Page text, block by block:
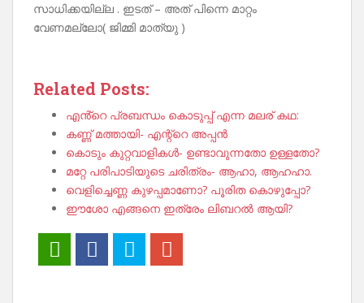
സാധിക്കയില്ല . ഇടത് – അത് പിന്നെ മാറ്റം
വേണമല്ലോ( ജിമ്മി മാത്യു )
Related Posts:
എൻ്റെ പ്രബന്ധം കൊടുപ്പ് എന്ന മലര് കഥ:
കണ്ണ് മത്തായി- എന്റ്റെ അപ്പൻ
കൊടും കുറ്റവാളികൾ- ഉണ്ടാവുന്നതോ ഉള്ളതോ?
മറ്റേ പരിപാടിയുടെ ചരിത്രം- ആഹാ, ആഹഹാ.
വെളിച്ചെണ്ണ കുഴപ്പമാണോ? പൂരിത കൊഴുപ്പോ?
ഈശോ എങ്ങനെ ഇത്രേം ലിബറൽ ആയി?